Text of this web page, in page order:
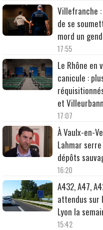
Villefranche
de se
mord un
17:55
Le Rhône en
canicule :
et
17:07
À Vaulx-en-
Lahmar
dépôts
16:20
A432, A47,
attendus sur
Lyon la
15:42